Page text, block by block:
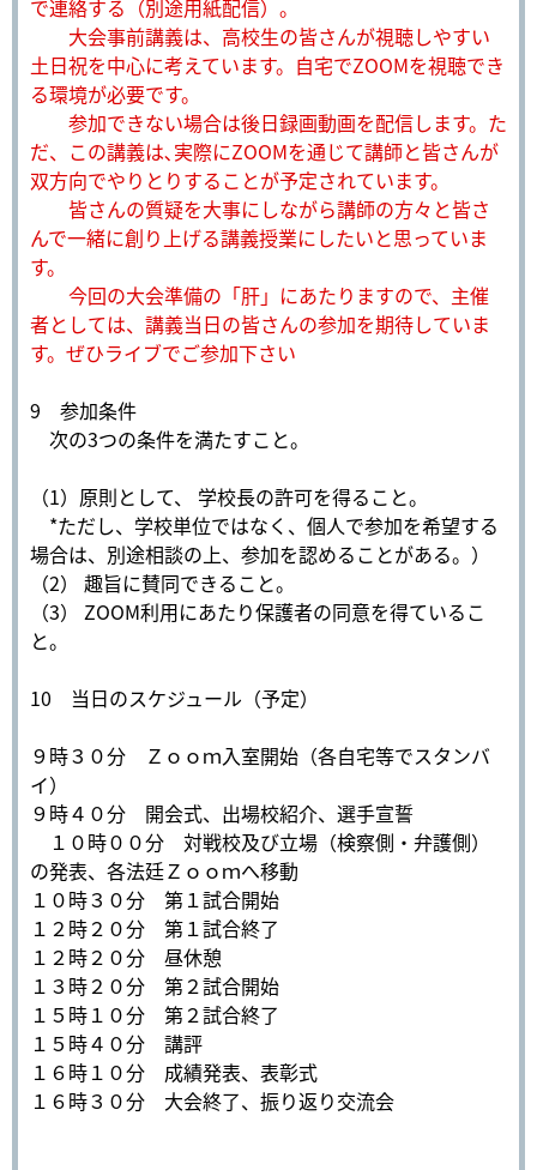
で連絡する（別途用紙配信）。
大会事前講義は、高校生の皆さんが視聴しやすい
土日祝を中心に考えています。自宅でZOOMを視聴でき
る環境が必要です。
参加できない場合は後日録画動画を配信します。た
だ、この講義は､実際にZOOMを通じて講師と皆さんが
双方向でやりとりすることが予定されています。
皆さんの質疑を大事にしながら講師の方々と皆さ
んで一緒に創り上げる講義授業にしたいと思っていま
す。
今回の大会準備の「肝」にあたりますので、主催
者としては、講義当日の皆さんの参加を期待していま
す。ぜひライブでご参加下さい
9 参加条件
次の3つの条件を満たすこと。
（1）原則として、 学校長の許可を得ること。
*ただし、学校単位ではなく、個人で参加を希望する
場合は、別途相談の上、参加を認めることがある。）
（2） 趣旨に賛同できること。
（3） ZOOM利用にあたり保護者の同意を得ているこ
と。
10 当日のスケジュール（予定）
９時３０分 Ｚｏｏｍ入室開始（各自宅等でスタンバ
イ）
９時４０分 開会式、出場校紹介、選手宣誓
１０時００分 対戦校及び立場（検察側・弁護側）
の発表、各法廷Ｚｏｏｍへ移動
１０時３０分 第１試合開始
１２時２０分 第１試合終了
１２時２０分 昼休憩
１３時２０分 第２試合開始
１５時１０分 第２試合終了
１５時４０分 講評
１６時１０分 成績発表、表彰式
１６時３０分 大会終了、振り返り交流会